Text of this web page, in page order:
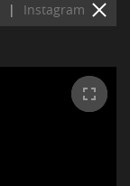
| Instagram